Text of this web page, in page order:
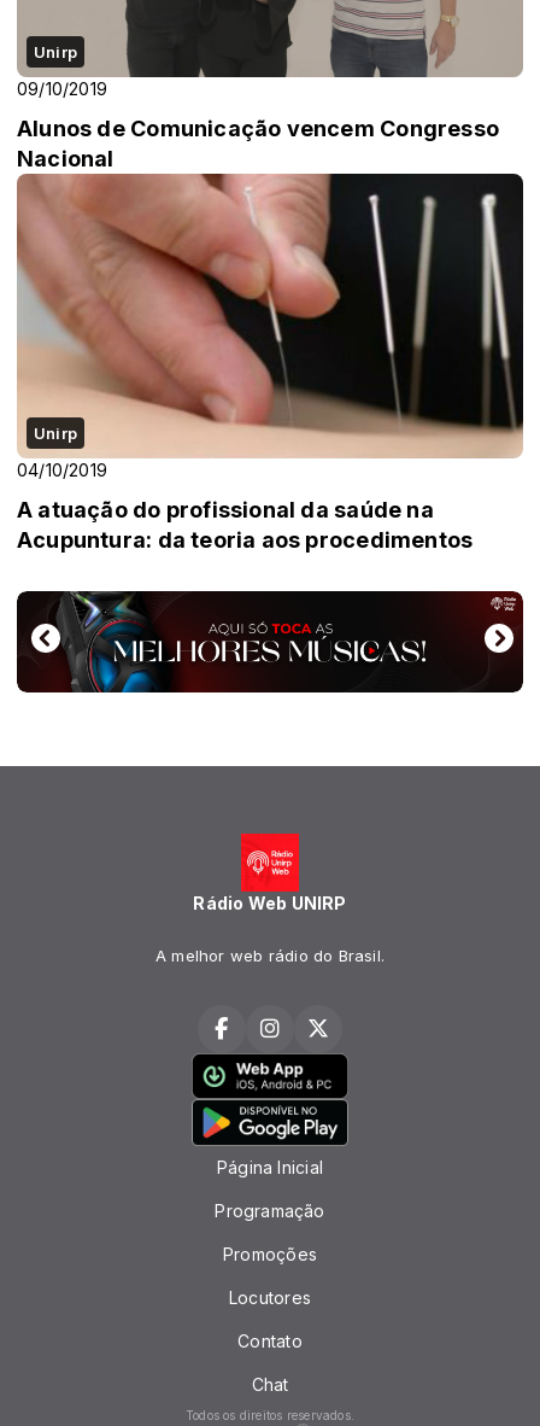
Unirp
09/10/2019
Alunos de Comunicação vencem Congresso
Nacional
Unirp
04/10/2019
A atuação do profissional da saúde na
Acupuntura: da teoria aos procedimentos
Rádio Web UNIRP
A melhor web rádio do Brasil.
Página Inicial
Programação
Promoções
Locutores
Contato
Chat
Todos os direitos reservados.